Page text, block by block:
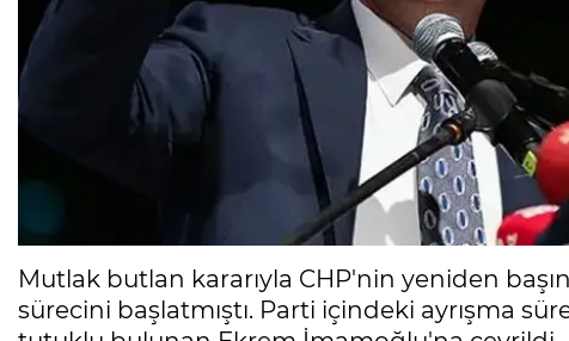
Mutlak butlan kararıyla CHP'nin yeniden
sürecini başlatmıştı. Parti içindeki ayrışma